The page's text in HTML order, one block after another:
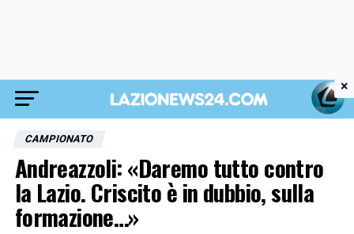
CAMPIONATO
Andreazzoli: «Daremo tutto contro
la Lazio. Criscito è in dubbio, sulla
formazione…»
×